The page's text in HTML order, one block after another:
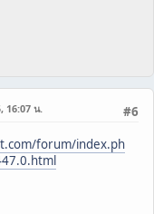
#6
16:07 น.
forum/index.ph